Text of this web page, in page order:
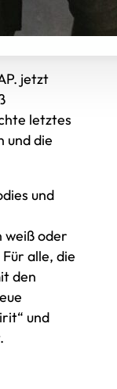
jetzt
letztes
und die
und
weiß oder
alle, die
den
und